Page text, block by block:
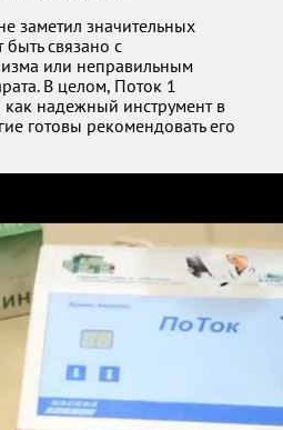
заметил значительных
связано с
или неправильным
В целом, Поток 1
надежный инструмент в
готовы рекомендовать его